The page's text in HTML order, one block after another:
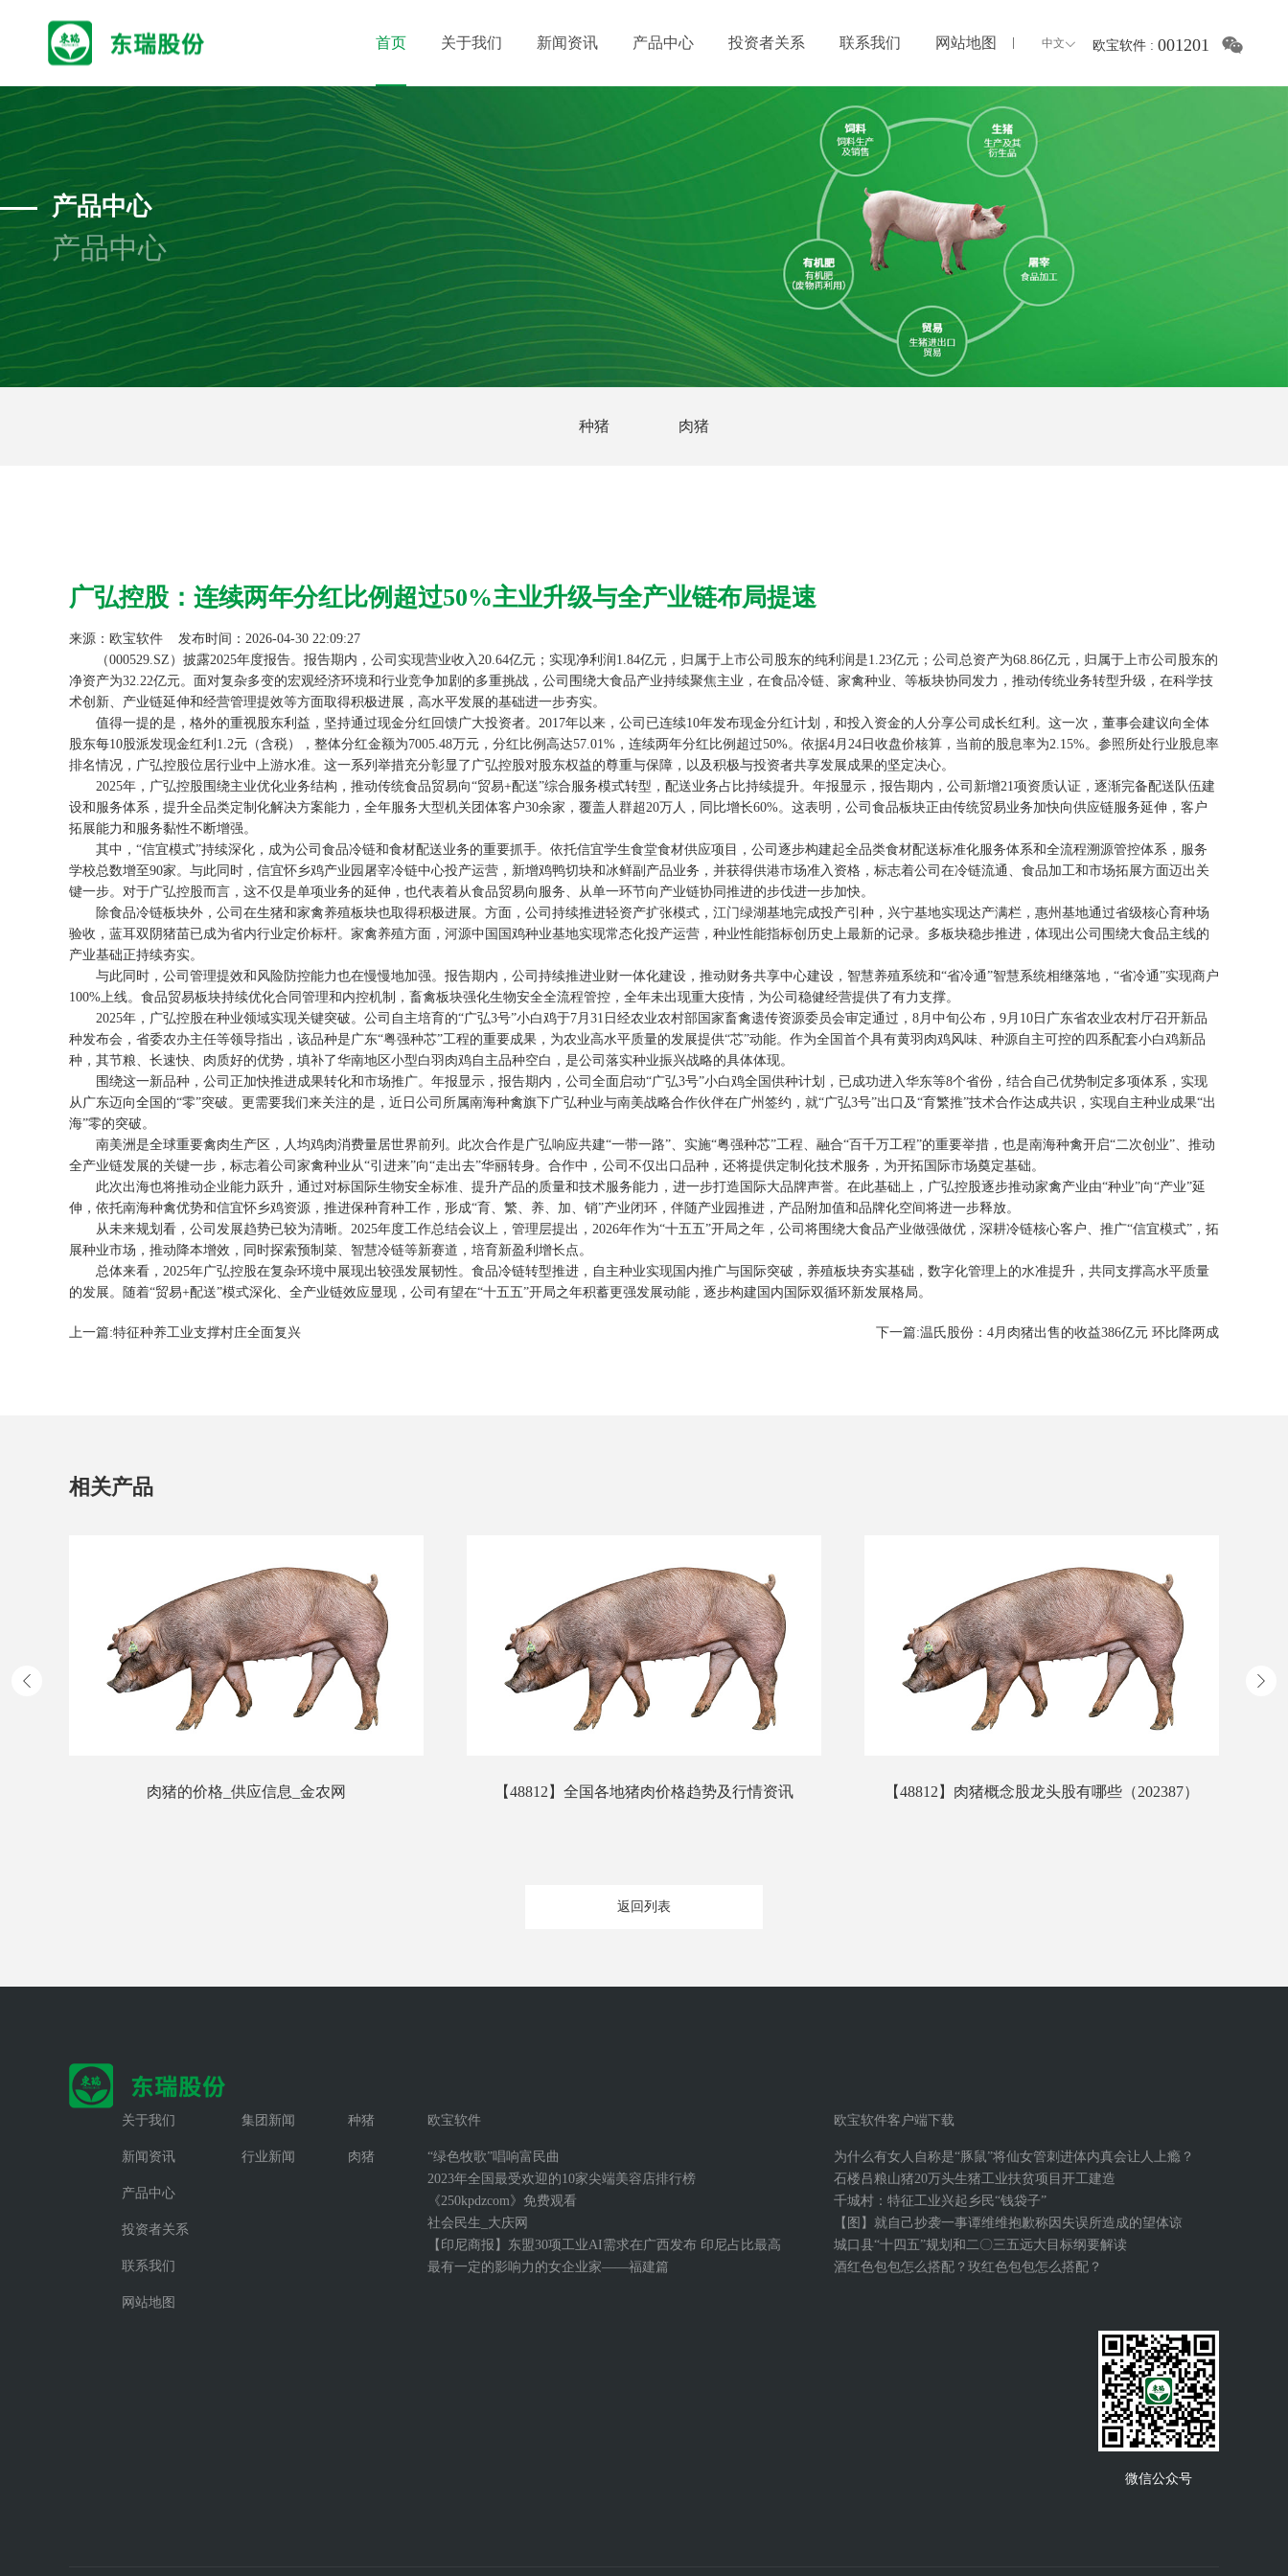
首页 关于我们 新闻资讯 产品中心 投资者关系 联系我们 网站地图 中文 欧宝软件 : 001201
产品中心
产品中心
种猪 肉猪
广弘控股：连续两年分红比例超过50%主业升级与全产业链布局提速
来源： 欧宝软件 发布时间：2026-04-30 22:09:27
（000529.SZ）披露2025年度报告。报告期内，公司实现营业收入20.64亿元；实现净利润1.84亿元，归属于上市公司股东的纯利润是1.23亿元；公司总资产为68.86亿元，归属于上市公司股东的
净资产为32.22亿元。面对复杂多变的宏观经济环境和行业竞争加剧的多重挑战，公司围绕大食品产业持续聚焦主业，在食品冷链、家禽种业、等板块协同发力，推动传统业务转型升级，在科学技
术创新、产业链延伸和经营管理提效等方面取得积极进展，高水平发展的基础进一步夯实。
值得一提的是，格外的重视股东利益，坚持通过现金分红回馈广大投资者。2017年以来，公司已连续10年发布现金分红计划，和投入资金的人分享公司成长红利。这一次，董事会建议向全体
股东每10股派发现金红利1.2元（含税），整体分红金额为7005.48万元，分红比例高达57.01%，连续两年分红比例超过50%。依据4月24日收盘价核算，当前的股息率为2.15%。参照所处行业股息率
排名情况，广弘控股位居行业中上游水准。这一系列举措充分彰显了广弘控股对股东权益的尊重与保障，以及积极与投资者共享发展成果的坚定决心。
2025年，广弘控股围绕主业优化业务结构，推动传统食品贸易向“贸易+配送”综合服务模式转型，配送业务占比持续提升。年报显示，报告期内，公司新增21项资质认证，逐渐完备配送队伍建
设和服务体系，提升全品类定制化解决方案能力，全年服务大型机关团体客户30余家，覆盖人群超20万人，同比增长60%。这表明，公司食品板块正由传统贸易业务加快向供应链服务延伸，客户
拓展能力和服务黏性不断增强。
其中，“信宜模式”持续深化，成为公司食品冷链和食材配送业务的重要抓手。依托信宜学生食堂食材供应项目，公司逐步构建起全品类食材配送标准化服务体系和全流程溯源管控体系，服务
学校总数增至90家。与此同时，信宜怀乡鸡产业园屠宰冷链中心投产运营，新增鸡鸭切块和冰鲜副产品业务，并获得供港市场准入资格，标志着公司在冷链流通、食品加工和市场拓展方面迈出关
键一步。对于广弘控股而言，这不仅是单项业务的延伸，也代表着从食品贸易向服务、从单一环节向产业链协同推进的步伐进一步加快。
除食品冷链板块外，公司在生猪和家禽养殖板块也取得积极进展。方面，公司持续推进轻资产扩张模式，江门绿湖基地完成投产引种，兴宁基地实现达产满栏，惠州基地通过省级核心育种场
验收，蓝耳双阴猪苗已成为省内行业定价标杆。家禽养殖方面，河源中国国鸡种业基地实现常态化投产运营，种业性能指标创历史上最新的记录。多板块稳步推进，体现出公司围绕大食品主线的
产业基础正持续夯实。
与此同时，公司管理提效和风险防控能力也在慢慢地加强。报告期内，公司持续推进业财一体化建设，推动财务共享中心建设，智慧养殖系统和“省冷通”智慧系统相继落地，“省冷通”实现商户
100%上线。食品贸易板块持续优化合同管理和内控机制，畜禽板块强化生物安全全流程管控，全年未出现重大疫情，为公司稳健经营提供了有力支撑。
2025年，广弘控股在种业领域实现关键突破。公司自主培育的“广弘3号”小白鸡于7月31日经农业农村部国家畜禽遗传资源委员会审定通过，8月中旬公布，9月10日广东省农业农村厅召开新品
种发布会，省委农办主任等领导指出，该品种是广东“粤强种芯”工程的重要成果，为农业高水平质量的发展提供“芯”动能。作为全国首个具有黄羽肉鸡风味、种源自主可控的四系配套小白鸡新品
种，其节粮、长速快、肉质好的优势，填补了华南地区小型白羽肉鸡自主品种空白，是公司落实种业振兴战略的具体体现。
围绕这一新品种，公司正加快推进成果转化和市场推广。年报显示，报告期内，公司全面启动“广弘3号”小白鸡全国供种计划，已成功进入华东等8个省份，结合自己优势制定多项体系，实现
从广东迈向全国的“零”突破。更需要我们来关注的是，近日公司所属南海种禽旗下广弘种业与南美战略合作伙伴在广州签约，就“广弘3号”出口及“育繁推”技术合作达成共识，实现自主种业成果“出
海”零的突破。
南美洲是全球重要禽肉生产区，人均鸡肉消费量居世界前列。此次合作是广弘响应共建“一带一路”、实施“粤强种芯”工程、融合“百千万工程”的重要举措，也是南海种禽开启“二次创业”、推动
全产业链发展的关键一步，标志着公司家禽种业从“引进来”向“走出去”华丽转身。合作中，公司不仅出口品种，还将提供定制化技术服务，为开拓国际市场奠定基础。
此次出海也将推动企业能力跃升，通过对标国际生物安全标准、提升产品的质量和技术服务能力，进一步打造国际大品牌声誉。在此基础上，广弘控股逐步推动家禽产业由“种业”向“产业”延
伸，依托南海种禽优势和信宜怀乡鸡资源，推进保种育种工作，形成“育、繁、养、加、销”产业闭环，伴随产业园推进，产品附加值和品牌化空间将进一步释放。
从未来规划看，公司发展趋势已较为清晰。2025年度工作总结会议上，管理层提出，2026年作为“十五五”开局之年，公司将围绕大食品产业做强做优，深耕冷链核心客户、推广“信宜模式”，拓
展种业市场，推动降本增效，同时探索预制菜、智慧冷链等新赛道，培育新盈利增长点。
总体来看，2025年广弘控股在复杂环境中展现出较强发展韧性。食品冷链转型推进，自主种业实现国内推广与国际突破，养殖板块夯实基础，数字化管理上的水准提升，共同支撑高水平质量
的发展。随着“贸易+配送”模式深化、全产业链效应显现，公司有望在“十五五”开局之年积蓄更强发展动能，逐步构建国内国际双循环新发展格局。
上一篇:特征种养工业支撑村庄全面复兴 下一篇:温氏股份：4月肉猪出售的收益386亿元 环比降两成
相关产品
肉猪的价格_供应信息_金农网 【48812】全国各地猪肉价格趋势及行情资讯 【48812】肉猪概念股龙头股有哪些（202387）
返回列表
关于我们
新闻资讯
产品中心
投资者关系
联系我们
网站地图
集团新闻
行业新闻
种猪
肉猪
欧宝软件
“绿色牧歌”唱响富民曲
2023年全国最受欢迎的10家尖端美容店排行榜
《250kpdzcom》免费观看
社会民生_大庆网
【印尼商报】东盟30项工业AI需求在广西发布 印尼占比最高
最有一定的影响力的女企业家——福建篇
欧宝软件客户端下载
为什么有女人自称是“豚鼠”将仙女管刺进体内真会让人上瘾？
石楼吕粮山猪20万头生猪工业扶贫项目开工建造
千城村：特征工业兴起乡民“钱袋子”
【图】就自己抄袭一事谭维维抱歉称因失误所造成的望体谅
城口县“十四五”规划和二〇三五远大目标纲要解读
酒红色包包怎么搭配？玫红色包包怎么搭配？
微信公众号